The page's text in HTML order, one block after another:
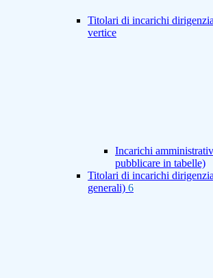
Titolari di incarichi
vertice
Incarichi
pubblicare in tabelle)
Titolari di incarichi
generali) 6